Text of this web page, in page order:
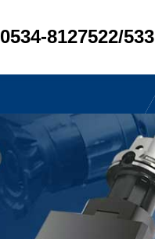
0534-8127522/533